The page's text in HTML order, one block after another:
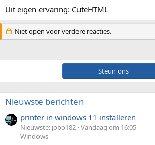
Uit eigen ervaring: CuteHTML
Niet open voor verdere reacties.
Steun ons
Nieuwste berichten
printer in windows 11 installeren
Nieuwste: jobo182 Vandaag om 16:05
Windows